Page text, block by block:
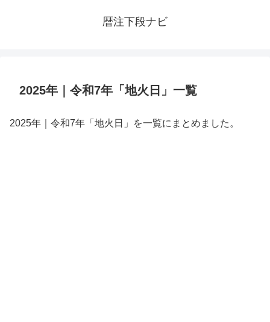
暦注下段ナビ
2025年｜令和7年「地火日」一覧
2025年｜令和7年「地火日」を一覧にまとめました。